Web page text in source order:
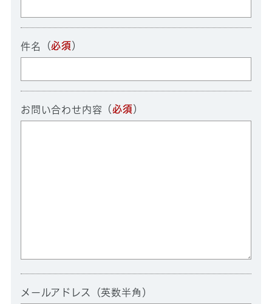
件名 （必須 ）
お問い合わせ内容 （必須 ）
メールアドレス（英数半角）